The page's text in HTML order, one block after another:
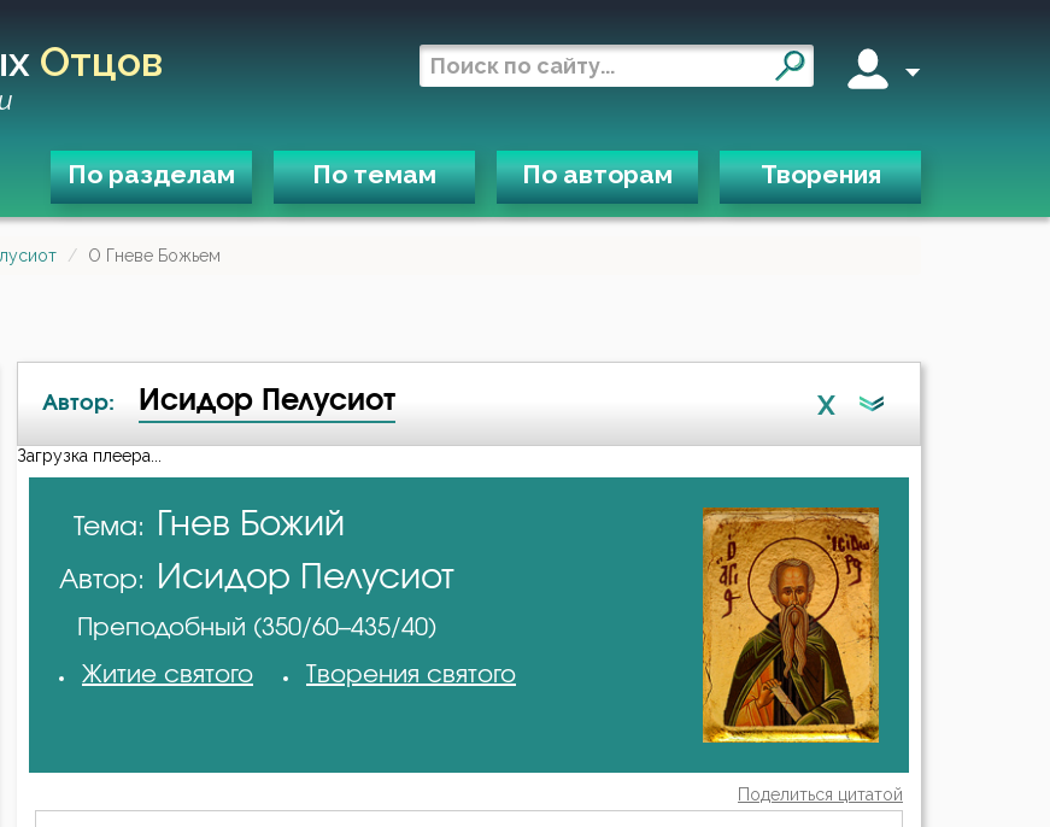
Отцов
По разделам По темам По авторам Творения
О Гневе Божьем
Автор: Исидор Пелусиот X
А-я
Василий Великий
Григорий Палама
Загрузка плеера...
Тема: Гнев Божий
Автор: Исидор Пелусиот
Преподобный (350/60–435/40)
Житие святого
Творения святого
Поделиться цитатой